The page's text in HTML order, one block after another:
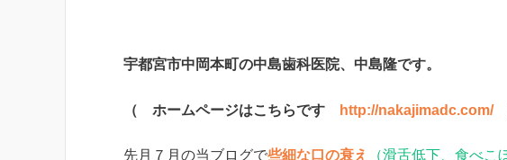
宇都宮市中岡本町の中島歯科医院、中島隆です。
（ ホームページはこちらです http://nakajimadc.com/
先月７月の当ブログで些細な口の衰え
（滑舌低下、食べ